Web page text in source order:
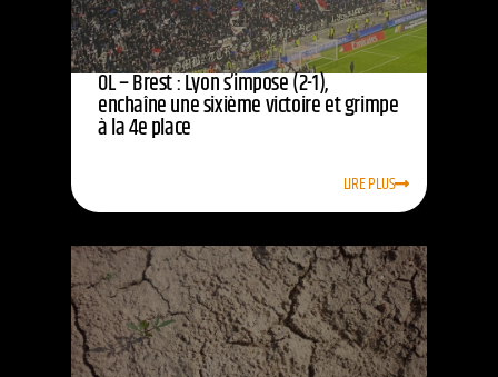
OL – Brest : Lyon s’impose (2-1),
enchaîne une sixième victoire et grimpe
à la 4e place
LIRE PLUS